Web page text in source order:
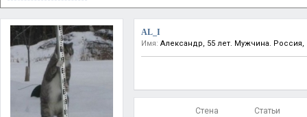
AL_I
Имя: Александр, 55 лет. Мужчина. Россия,
Стена Статьи